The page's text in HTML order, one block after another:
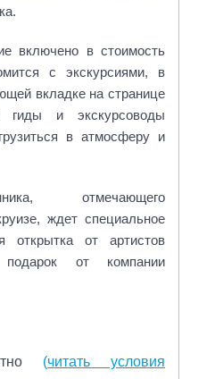
включено в стоимость
с экскурсиями, в
вкладке на странице
гиды и экскурсоводы
в атмосферу и
отмечающего
ждет специальное
открытка от артистов
от компании
(читать условия